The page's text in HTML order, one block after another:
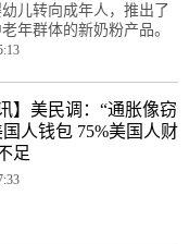
儿转向成年人，推出了
年群体的新奶粉产品。
】美民调：“通胀像窃
人钱包 75%美国人财
足